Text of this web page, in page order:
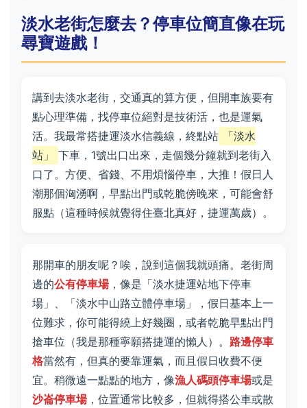
淡水老街怎麼去？停車位簡直像在玩
尋寶遊戲！
講到去淡水老街，交通真的算方便，但開車族要有
點心理準備，找停車位絕對是技術活，也是運氣
活。我最常搭捷運淡水信義線，終點站
「淡水
站」
下車，1號出口出來，走個幾分鐘就到老街入
口了。方便、省錢、不用煩惱停車，大推！假日人
潮那個洶湧啊，早點出門或乾脆傍晚來，可能會舒
服點（這種時候就覺得住臺北真好，捷運萬歲）。
那開車的朋友呢？唉，說到這個我就頭痛。老街周
邊的公有停車場，像是「淡水捷運站地下停車
場」、「淡水中山路立體停車場」，假日基本上一
位難求，你可能得繞上好幾圈，或者乾脆早點出門
搶車位（我是那種寧願搭捷運的懶人）。 路邊停車
格當然有，但真的要靠運氣，而且假日收費不便
宜。稍微遠一點點的地方，像漁人碼頭停車場或是
沙崙停車場，位置通常比較多，但就得搭公車或散